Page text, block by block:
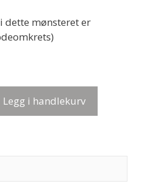
dette mønsteret er
Legg i handlekurv